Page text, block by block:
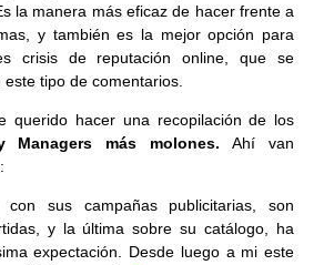
la manera más eficaz de hacer frente a
y también es la mejor opción para
crisis de reputación online, que se
tipo de comentarios.
querido hacer una recopilación de los
Managers más molones.Ahí van
sus campañas publicitarias, son
y la última sobre su catálogo, ha
expectación. Desde luego a mi este